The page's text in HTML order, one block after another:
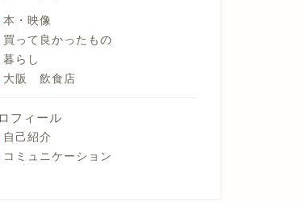
本・映像
買って良かったもの
暮らし
大阪 飲食店
フィール
自己紹介
コミュニケーション